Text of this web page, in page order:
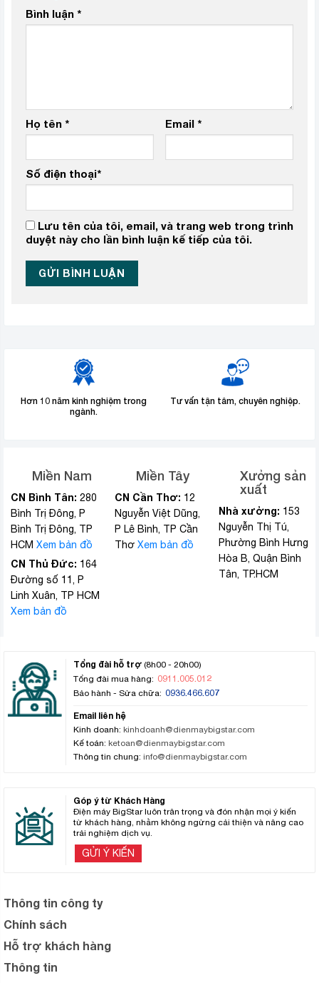
Bình luận *
Họ tên * Email *
Số điện thoại*
Lưu tên của tôi, email, và trang web trong trình
duyệt này cho lần bình luận kế tiếp của tôi.
Hơn 10 năm kinh nghiệm trong
ngành.
Tư vấn tận tâm, chuyên nghiệp.
Miền Nam
CN Bình Tân: 280
Bình Trị Đông, P
Bình Trị Đông, TP
HCM Xem bản đồ
CN Thủ Đức: 164
Đường số 11, P
Linh Xuân, TP HCM
Xem bản đồ
Miền Tây
CN Cần Thơ: 12
Nguyễn Việt Dũng,
P Lê Bình, TP Cần
Thơ Xem bản đồ
Xưởng sản
xuất
Nhà xưởng: 153
Nguyễn Thị Tú,
Phường Bình Hưng
Hòa B, Quận Bình
Tân, TP.HCM
Tổng đài hỗ trợ (8h00 - 20h00)
Tổng đài mua hàng: 0911.005.012
Bảo hành - Sửa chữa: 0936.466.607
Email liên hệ
Kinh doanh: kinhdoanh@dienmaybigstar.com
Kế toán: ketoan@dienmaybigstar.com
Thông tin chung: info@dienmaybigstar.com
Góp ý từ Khách Hàng
Điện máy BigStar luôn trân trọng và đón nhận mọi ý kiến
từ khách hàng, nhằm không ngừng cải thiện và nâng cao
trải nghiệm dịch vụ.
GỬI Ý KIẾN
Thông tin công ty
Chính sách
Hỗ trợ khách hàng
Thông tin